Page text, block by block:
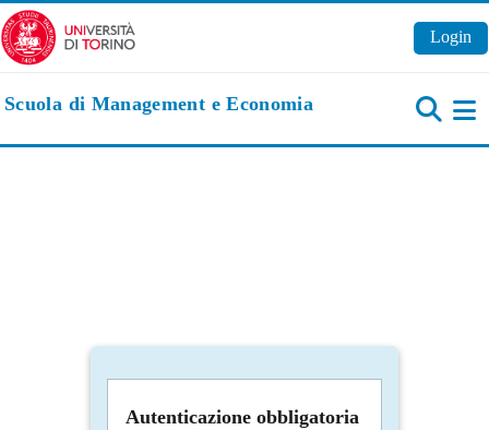
Vai al contenuto principale
Login
Scuola di Management e Economia
Autenticazione obbligatoria